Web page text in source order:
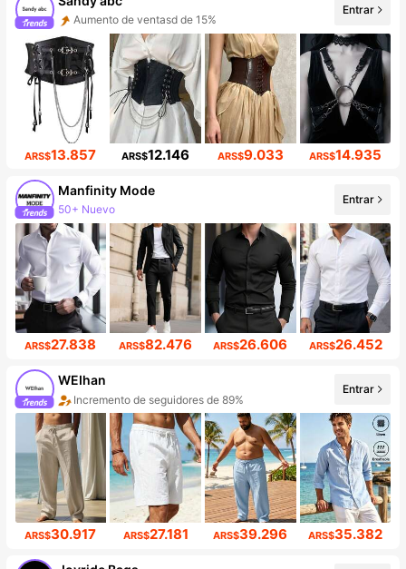
Aumento de ventasd de 15%
Incremento de seguidores de 797%
Entrar
ARS$13.857 ARS$12.146 ARS$9.033 ARS$14.935
Manfinity Mode
50+ Nuevo
252K seguidores
Entrar
ARS$27.838 ARS$82.476 ARS$26.606 ARS$26.452
WEIhan
Incremento de seguidores de 89%
Entrar
ARS$30.917 ARS$27.181 ARS$39.296 ARS$35.382